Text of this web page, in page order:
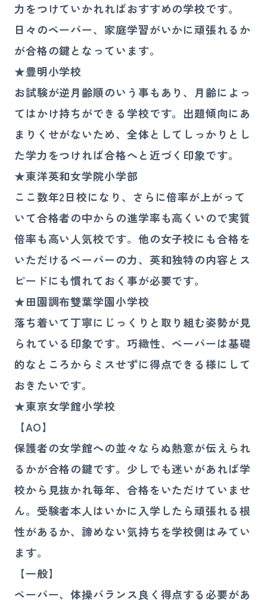
力をつけていかれればおすすめの学校です。
日々のペーパー、家庭学習がいかに頑張れるか
が合格の鍵となっています。
★豊明小学校
お試験が逆月齢順のいう事もあり、月齢によっ
てはかけ持ちができる学校です。出題傾向にあ
まりくせがないため、全体としてしっかりとし
た学力をつければ合格へと近づく印象です。
★東洋英和女学院小学部
ここ数年2日校になり、さらに倍率が上がって
いて合格者の中からの進学率も高くいので実質
倍率も高い人気校です。他の女子校にも合格を
いただけるペーパーの力、英和独特の内容とス
ピードにも慣れておく事が必要です。
★田園調布雙葉学園小学校
落ち着いて丁寧にじっくりと取り組む姿勢が見
られている印象です。巧緻性、ペーパーは基礎
的なところからミスせずに得点できる様にして
おきたいです。
★東京女学館小学校
【AO】
保護者の女学館への並々ならぬ熱意が伝えられ
るかが合格の鍵です。少しでも迷いがあれば学
校から見抜かれ毎年、合格をいただけていませ
ん。受験者本人はいかに入学したら頑張れる根
性があるか、諦めない気持ちを学校側はみてい
ます。
【一般】
ペーパー、体操バランス良く得点する必要があ